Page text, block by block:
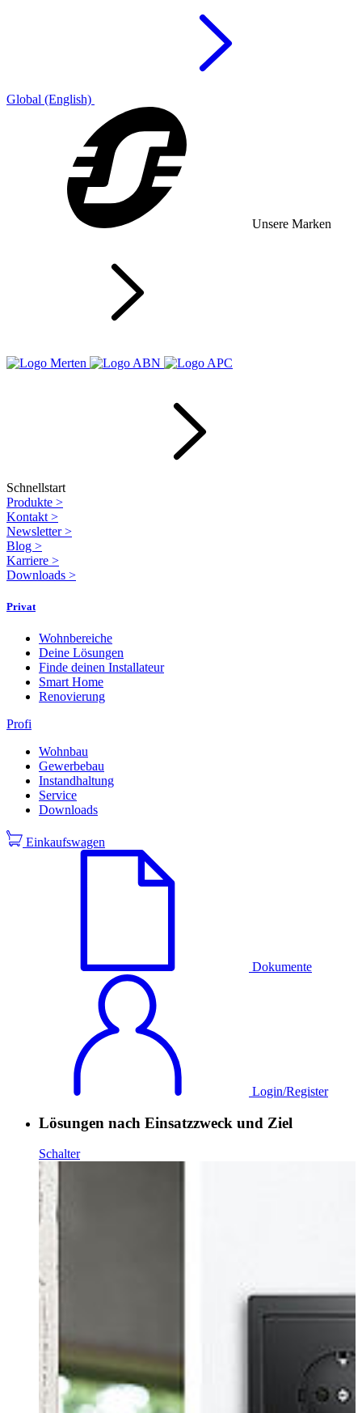
Global (English)
Unsere Marken
Schnellstart
Produkte >
Kontakt >
Newsletter>
Blog >
Karriere >
Downloads >
Privat
Wohnbereiche
Deine Lösungen
Finde deinen Installateur
Smart Home
Renovierung
Profi
Wohnbau
Gewerbebau
Instandhaltung
Service
Downloads
Einkaufswagen
Dokumente
Login/Register
Lösungen nach Einsatzzweck und Ziel
Schalter